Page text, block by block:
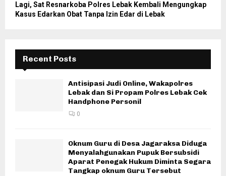
Lagi, Sat Resnarkoba Polres Lebak Kembali Mengungkap
Kasus Edarkan Obat Tanpa Izin Edar di Lebak
Recent Posts
Antisipasi Judi Online, Wakapolres
Lebak dan Si Propam Polres Lebak Cek
Handphone Personil
0
Oknum Guru di Desa Jagaraksa Diduga
Menyalahgunakan Pupuk Bersubsidi
Aparat Penegak Hukum Diminta Segara
Tangkap oknum Guru Tersebut